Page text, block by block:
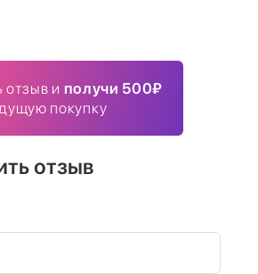
отзыв и получи 500₽
покупку
отзыв